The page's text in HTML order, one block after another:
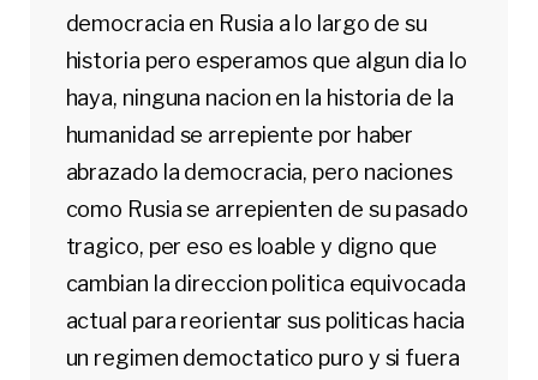
democracia en Rusia a lo largo de su
historia pero esperamos que algun dia lo
haya, ninguna nacion en la historia de la
humanidad se arrepiente por haber
abrazado la democracia, pero naciones
como Rusia se arrepienten de su pasado
tragico, per eso es loable y digno que
cambian la direccion politica equivocada
actual para reorientar sus politicas hacia
un regimen democtatico puro y si fuera